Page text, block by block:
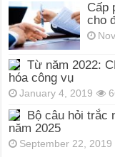
Cấp
cho
Từ năm 2022:
hóa công vụ
January 4, 2019
Bộ câu hỏi trắc
năm 2025
September 22, 2019